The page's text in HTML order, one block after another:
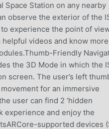
Space Station on any nearby
observe the exterior of the
experience the point of
videos and know more
Friendly
the 3D Mode in which the
screen. The user’s left
for an immersive
user can find 2 ‘hidden
experience and enjoy the
supported devices